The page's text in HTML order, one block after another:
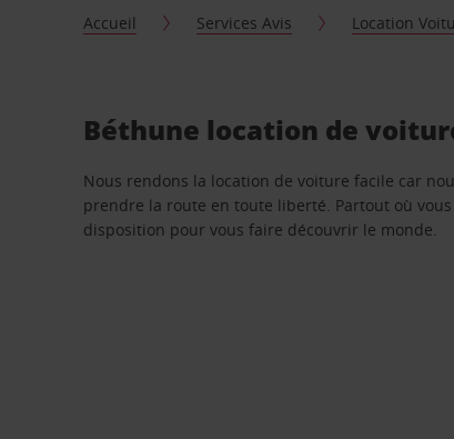
Accueil Services Avis Location
Béthune location de
Nous rendons la location de voiture facile car
prendre la route en toute liberté. Partout où
disposition pour vous faire découvrir le monde.